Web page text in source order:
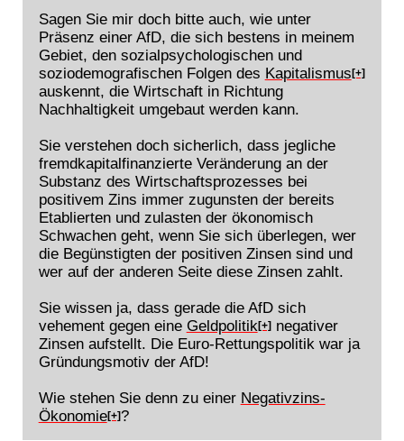
Sagen Sie mir doch bitte auch, wie unter
Präsenz einer AfD, die sich bestens in meinem
Gebiet, den sozialpsychologischen und
soziodemografischen Folgen des Kapitalismus[+]
auskennt, die Wirtschaft in Richtung
Nachhaltigkeit umgebaut werden kann.
Sie verstehen doch sicherlich, dass jegliche
fremdkapitalfinanzierte Veränderung an der
Substanz des Wirtschaftsprozesses bei
positivem Zins immer zugunsten der bereits
Etablierten und zulasten der ökonomisch
Schwachen geht, wenn Sie sich überlegen, wer
die Begünstigten der positiven Zinsen sind und
wer auf der anderen Seite diese Zinsen zahlt.
Sie wissen ja, dass gerade die AfD sich
vehement gegen eine Geldpolitik[+]negativer
Zinsen aufstellt. Die Euro-Rettungspolitik war ja
Gründungsmotiv der AfD!
Wie stehen Sie denn zu einer Negativzins-
Ökonomie[+]?